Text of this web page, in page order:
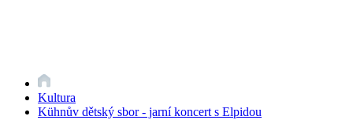
Kultura
Kühnův dětský sbor - jarní koncert s Elpidou